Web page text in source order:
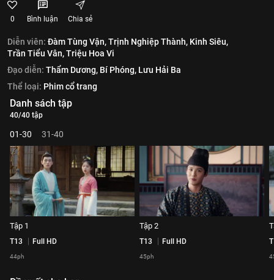
0 Bình luận Chia sẻ
Diễn viên: Đàm Tùng Vận,Trịnh Nghiệp Thành, Kinh Siêu,
Trần Tiểu Vân,Triệu Hoa Vi
Đạo diễn: Thẩm Dương, Bí Phóng, Lưu Hải Ba
Thể loại: Phim cổ trang
Danh sách tập
40/40 tập
01-30 31-40
Tập 1
T13 Full HD
44ph
Tập 2
T13 Full HD
45ph